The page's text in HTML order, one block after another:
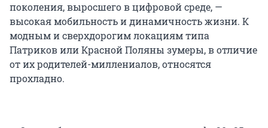
поколения, выросшего в цифровой среде, —
высокая мобильность и динамичность жизни. К
модным и сверхдорогим локациям типа
Патриков или Красной Поляны зумеры, в отличие
от их родителей-миллениалов, относятся
прохладно.